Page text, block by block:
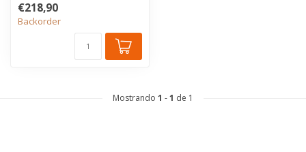
con 5 litro...
€218,90
Backorder
Mostrando 1 -1 de 1